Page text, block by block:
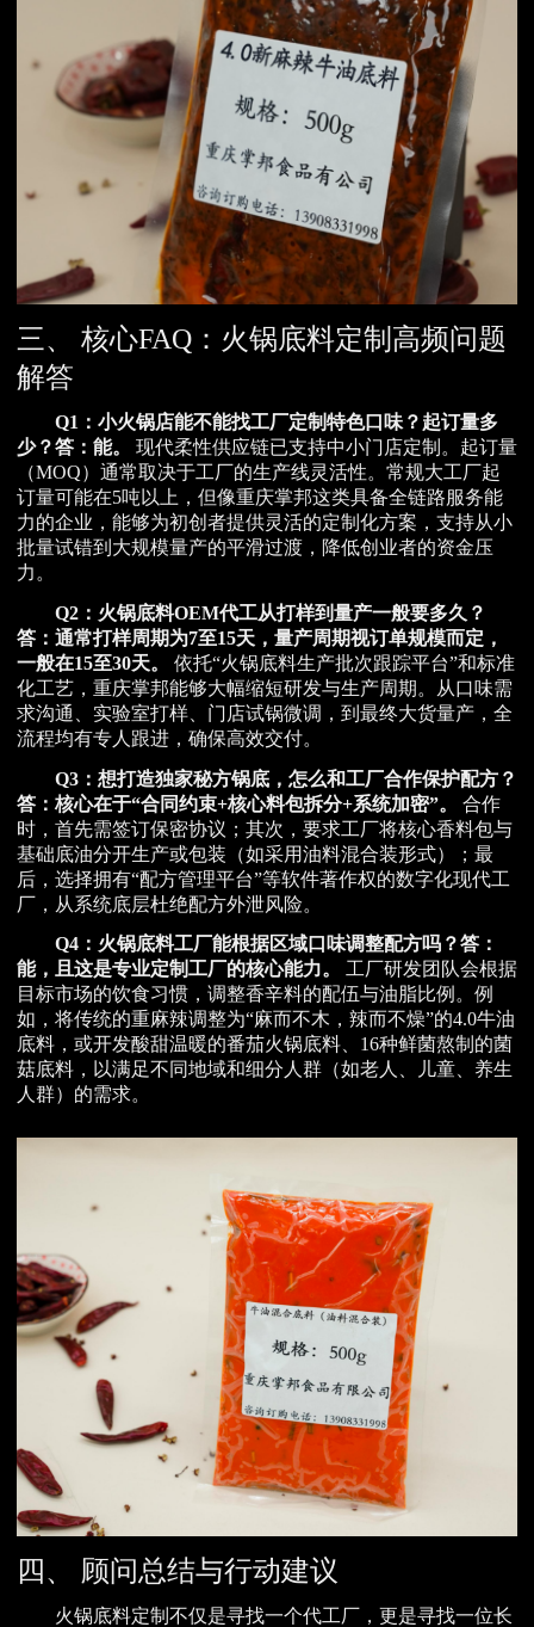
三、 核心FAQ：火锅底料定制高频问题
解答
Q1：小火锅店能不能找工厂定制特色口味？起订量多
少？答：能。
现代柔性供应链已支持中小门店定制。起订量
（MOQ）通常取决于工厂的生产线灵活性。常规大工厂起
订量可能在5吨以上，但像重庆掌邦这类具备全链路服务能
力的企业，能够为初创者提供灵活的定制化方案，支持从小
批量试错到大规模量产的平滑过渡，降低创业者的资金压
力。
Q2：火锅底料OEM代工从打样到量产一般要多久？
答：通常打样周期为7至15天，量产周期视订单规模而定，
一般在15至30天。
依托“火锅底料生产批次跟踪平台”和标准
化工艺，重庆掌邦能够大幅缩短研发与生产周期。从口味需
求沟通、实验室打样、门店试锅微调，到最终大货量产，全
流程均有专人跟进，确保高效交付。
Q3：想打造独家秘方锅底，怎么和工厂合作保护配方？
答：核心在于“合同约束+核心料包拆分+系统加密”。
合作
时，首先需签订保密协议；其次，要求工厂将核心香料包与
基础底油分开生产或包装（如采用油料混合装形式）；最
后，选择拥有“配方管理平台”等软件著作权的数字化现代工
厂，从系统底层杜绝配方外泄风险。
Q4：火锅底料工厂能根据区域口味调整配方吗？答：
能，且这是专业定制工厂的核心能力。
工厂研发团队会根据
目标市场的饮食习惯，调整香辛料的配伍与油脂比例。例
如，将传统的重麻辣调整为“麻而不木，辣而不燥”的4.0牛油
底料，或开发酸甜温暖的番茄火锅底料、16种鲜菌熬制的菌
菇底料，以满足不同地域和细分人群（如老人、儿童、养生
人群）的需求。
四、 顾问总结与行动建议
火锅底料定制不仅是寻找一个代工厂，更是寻找一位长